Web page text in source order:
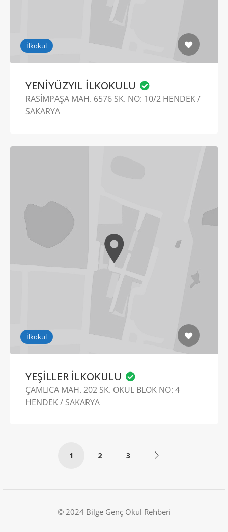
İlkokul
YENİYÜZYIL İLKOKULU
RASİMPAŞA MAH. 6576 SK. NO: 10/2 HENDEK /
SAKARYA
İlkokul
YEŞİLLER İLKOKULU
ÇAMLICA MAH. 202 SK. OKUL BLOK NO: 4
HENDEK / SAKARYA
1 2 3
© 2024 Bilge Genç Okul Rehberi